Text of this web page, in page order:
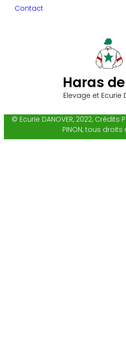
Haras de
Elevage et Ecurie
Contact
© Ecurie DANOVER, 2022,
PINON, tous droits